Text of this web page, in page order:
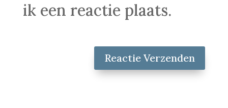
ik een reactie plaats.
Reactie Verzenden